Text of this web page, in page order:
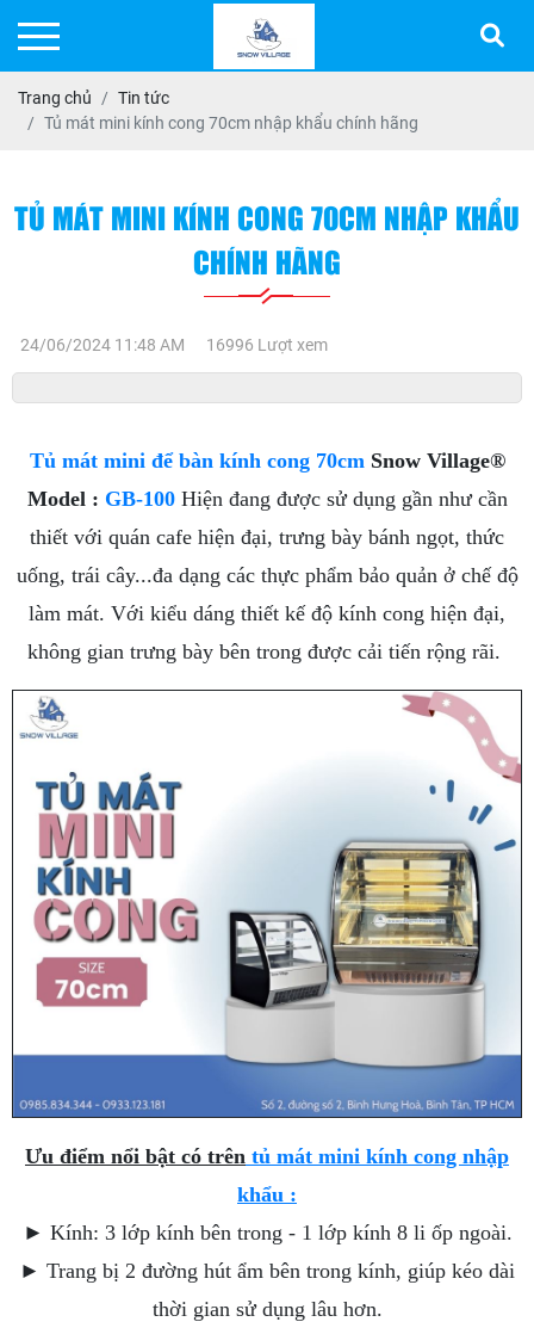
Trang chủ
Tin tức
Tủ mát mini kính cong 70cm nhập khẩu chính hãng
TỦ MÁT MINI KÍNH CONG 70CM NHẬP KHẨU
CHÍNH HÃNG
24/06/2024 11:48 AM 16996 Lượt xem
Tủ mát mini để bàn kính cong 70cmSnow Village®
Model : GB-100Hiện đang được sử dụng gần như cần
thiết với quán cafe hiện đại, trưng bày bánh ngọt, thức
uống, trái cây...đa dạng các thực phẩm bảo quản ở chế độ
làm mát. Với kiểu dáng thiết kế độ kính cong hiện đại,
không gian trưng bày bên trong được cải tiến rộng rãi.
Ưu điểm nổi bật có trên tủ mát mini kính cong nhập
khẩu :
► Kính: 3 lớp kính bên trong - 1 lớp kính 8 li ốp ngoài.
► Trang bị 2 đường hút ẩm bên trong kính, giúp kéo dài
thời gian sử dụng lâu hơn.